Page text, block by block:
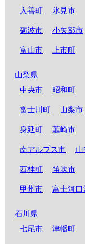
入善町
氷見市
砺波市 小矢部市
富山市 上市町
山梨県
中央市
昭和町
富士川町 山梨市
身延町 韮崎市
南アルプス市 山
西桂町 笛吹市
甲州市 富士河口
石川県
七尾市
津幡町